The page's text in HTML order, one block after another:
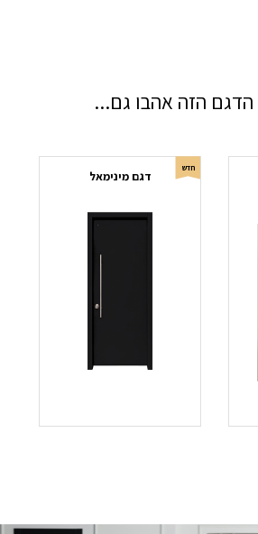
הזה אהבו גם...
חדש
דגם מינימאל